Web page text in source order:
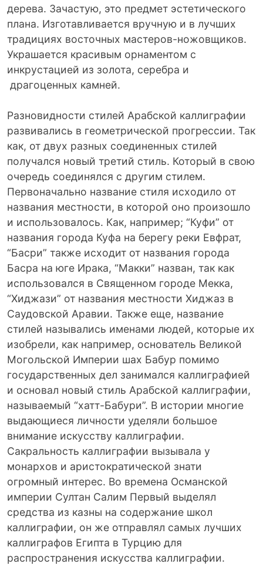
дерева. Зачастую, это предмет эстетического
плана. Изготавливается вручную и в лучших
традициях восточных мастеров-ножовщиков.
Украшается красивым орнаментом с
инкрустацией из золота, серебра и
драгоценных камней.
Разновидности стилей Арабской каллиграфии
развивались в геометрической прогрессии. Так
как, от двух разных соединенных стилей
получался новый третий стиль. Который в свою
очередь соединялся с другим стилем.
Первоначально название стиля исходило от
названия местности, в которой оно произошло
и использовалось. Как, например; “Куфи” от
названия города Куфа на берегу реки Евфрат,
“Басри” также исходит от названия города
Басра на юге Ирака, “Макки” назван, так как
использовался в Священном городе Мекка,
“Хиджази” от названия местности Хиджаз в
Саудовской Аравии. Также еще, название
стилей назывались именами людей, которые их
изобрели, как например, основатель Великой
Могольской Империи шах Бабур помимо
государственных дел занимался каллиграфией
и основал новый стиль Арабской каллиграфии,
называемый “хатт-Бабури”. В истории многие
выдающиеся личности уделяли большое
внимание искусству каллиграфии.
Сакральность каллиграфии вызывала у
монархов и аристократической знати
огромный интерес. Во времена Османской
империи Султан Салим Первый выделял
средства из казны на содержание школ
каллиграфии, он же отправлял самых лучших
каллиграфов Египта в Турцию для
распространения искусства каллиграфии.